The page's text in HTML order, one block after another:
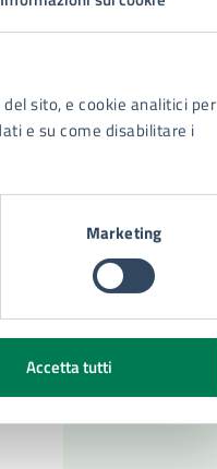
sito, e cookie analitici per
e su come disabilitare i
Marketing
Accetta tutti